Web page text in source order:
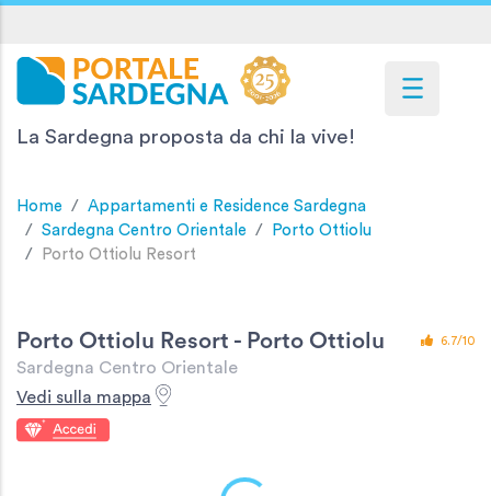
La Sardegna proposta da chi la vive!
Home
Appartamenti e Residence Sardegna
Sardegna Centro Orientale
Porto Ottiolu
Porto Ottiolu Resort
Porto Ottiolu Resort - Porto Ottiolu 6.7/10
Sardegna Centro Orientale
Vedi sulla mappa